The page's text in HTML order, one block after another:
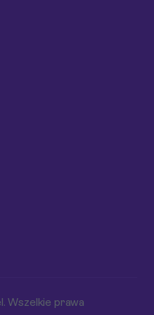
Wszelkie prawa